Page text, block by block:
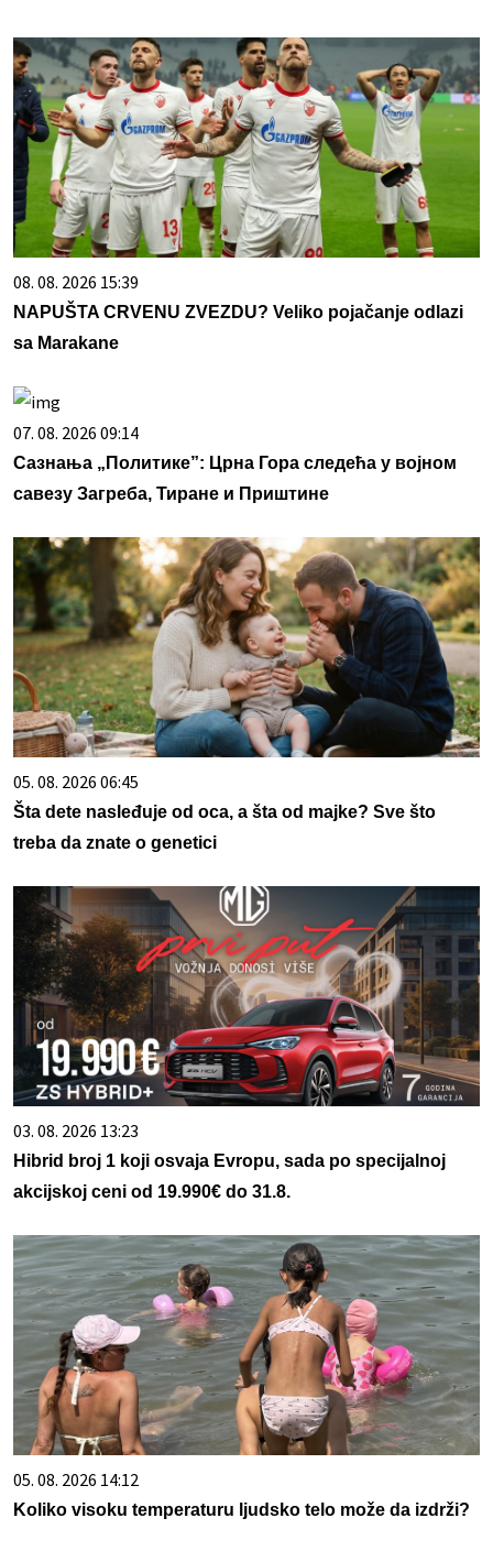
08. 08. 2026 15:39
NAPUŠTA CRVENU ZVEZDU? Veliko pojačanje odlazi
sa Marakane
07. 08. 2026 09:14
Сазнања „Политике”: Црна Гора следећа у војном
савезу Загреба, Тиране и Приштине
05. 08. 2026 06:45
Šta dete nasleđuje od oca, a šta od majke? Sve što
treba da znate o genetici
03. 08. 2026 13:23
Hibrid broj 1 koji osvaja Evropu, sada po specijalnoj
akcijskoj ceni od 19.990€ do 31.8.
05. 08. 2026 14:12
Koliko visoku temperaturu ljudsko telo može da izdrži?